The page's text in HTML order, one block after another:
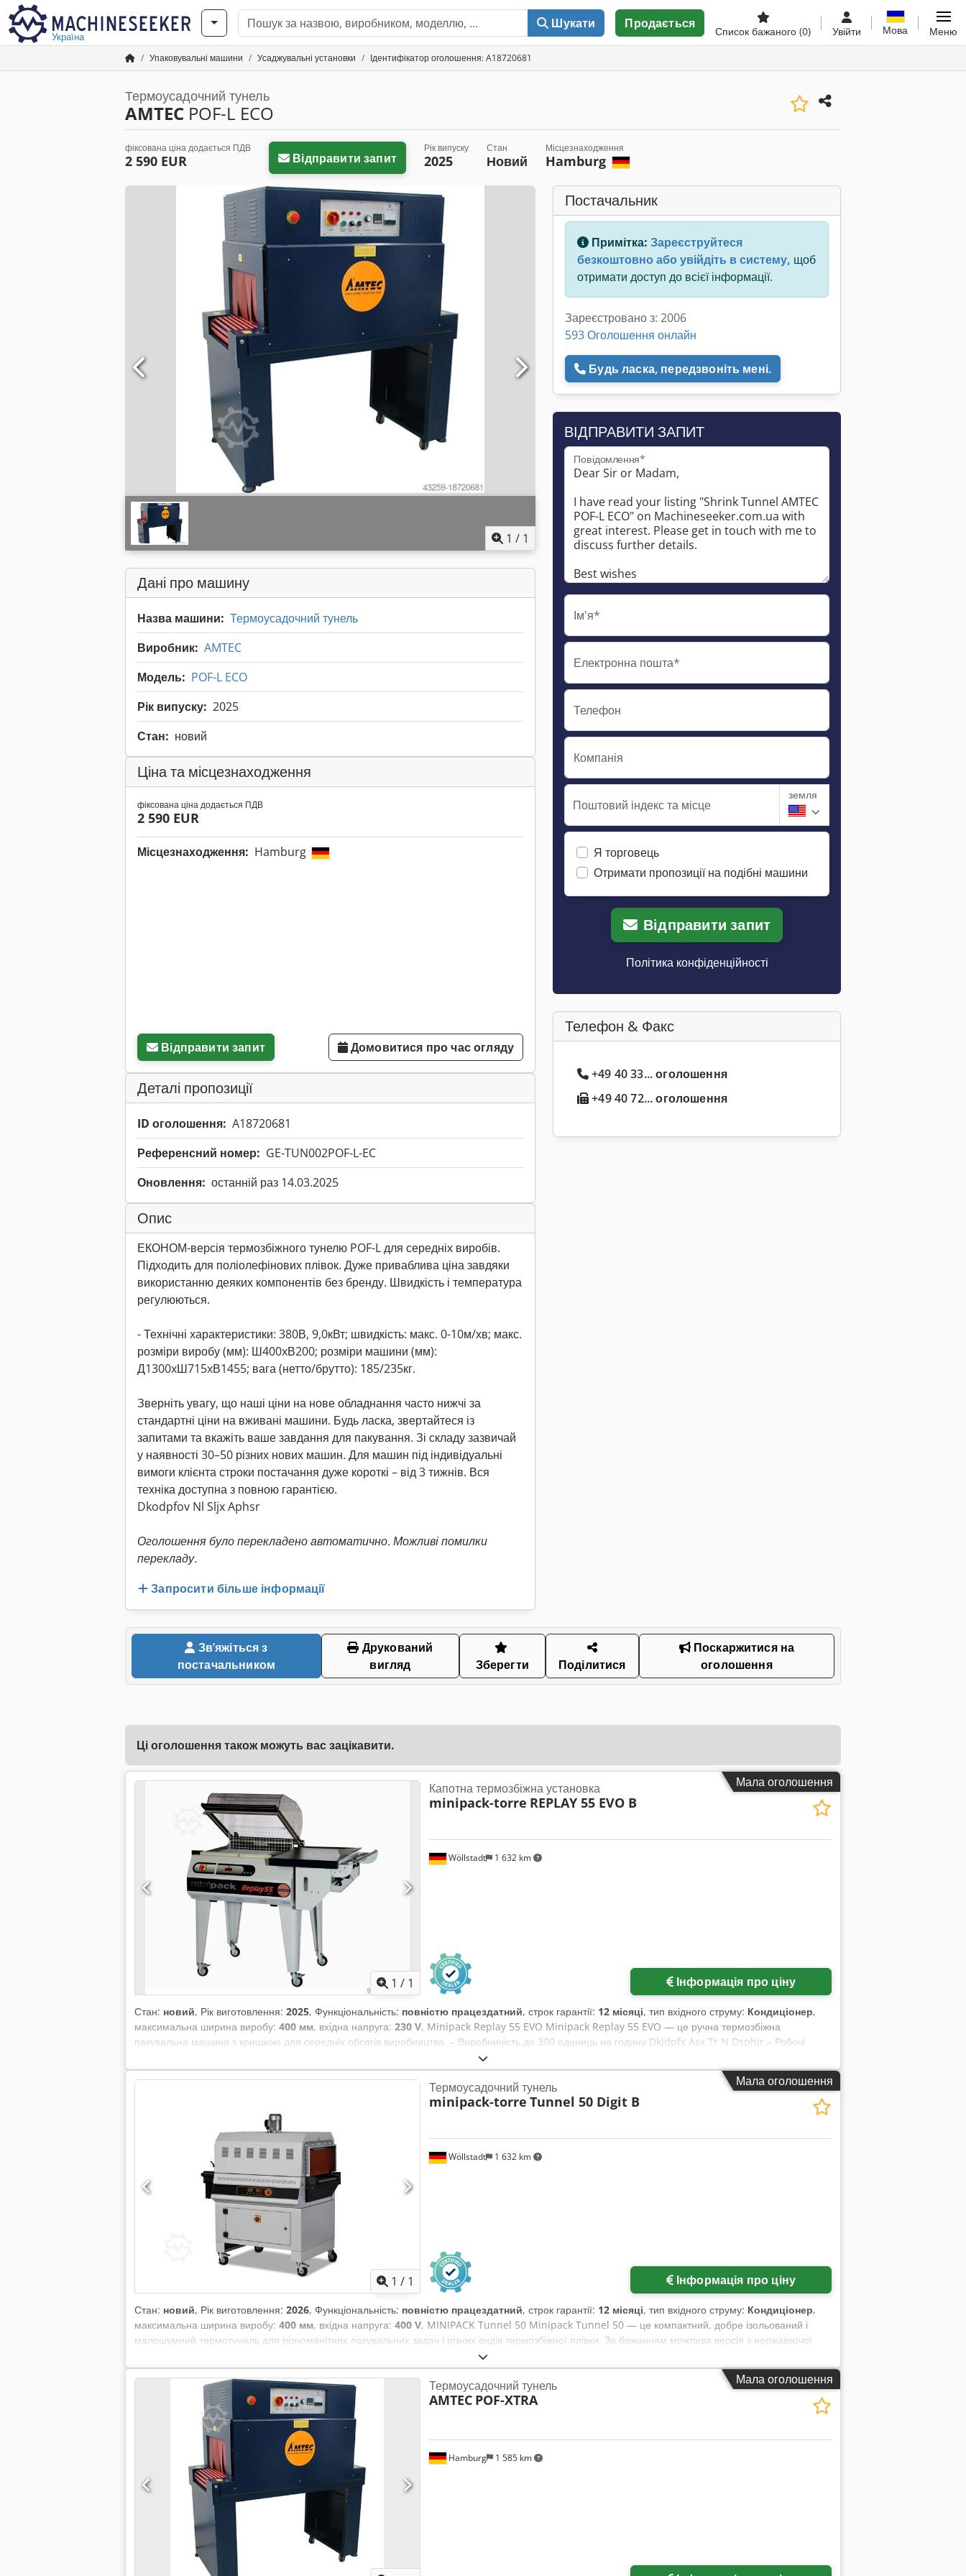
Україна
Шукати Продається
Список бажаного (0) Увійти Мова Меню
Упаковувальні машини Усаджувальні установки Ідентифікатор оголошення: A18720681
Термоусадочний тунель
AMTEC POF-L ECO
фіксована ціна додається ПДВ
2 590 EUR Відправити запит
Рік випуску
2025
Стан
Новий
Місцезнаходження
Hamburg
Запросити більше зображень
1 / 1
Дані про машину
Назва машини: Термоусадочний тунель
Виробник: AMTEC
Модель: POF-L ECO
Рік випуску: 2025
Стан: новий
Ціна та місцезнаходження
фіксована ціна додається ПДВ
2 590 EUR
Місцезнаходження: Hamburg
Відправити запит Домовитися про час огляду
Деталі пропозиції
ID оголошення: A18720681
Референсний номер: GE-TUN002POF-L-EC
Оновлення: останній раз 14.03.2025
Опис
ЕКОНОМ-версія термозбіжного тунелю POF-L для середніх виробів.
Підходить для поліолефінових плівок. Дуже приваблива ціна завдяки
використанню деяких компонентів без бренду. Швидкість і температура
регулюються.
- Технічні характеристики: 380В, 9,0кВт; швидкість: макс. 0-10м/хв; макс.
розміри виробу (мм): Ш400xВ200; розміри машини (мм):
Д1300xШ715xВ1455; вага (нетто/брутто): 185/235кг.
Зверніть увагу, що наші ціни на нове обладнання часто нижчі за
стандартні ціни на вживані машини. Будь ласка, звертайтеся із
запитами та вкажіть ваше завдання для пакування. Зі складу зазвичай
у наявності 30–50 різних нових машин. Для машин під індивідуальні
вимоги клієнта строки постачання дуже короткі – від 3 тижнів. Вся
техніка доступна з повною гарантією.
Dkodpfov Nl Sljx Aphsr
Оголошення було перекладено автоматично. Можливі помилки
перекладу.
Запросити більше інформації
Постачальник
Примітка: Зареєструйтеся
безкоштовно або увійдіть в систему, щоб
отримати доступ до всієї інформації.
Зареєстровано з: 2006
593 Оголошення онлайн
Будь ласка, передзвоніть мені.
ВІДПРАВИТИ ЗАПИТ
Повідомлення*
Ім'я*
Електронна пошта*
Телефон
Компанія
Поштовий індекс та місце
земля
Я торговець
Отримати пропозиції на подібні машини
Відправити запит
Політика конфіденційності
Телефон & Факс
+49 40 33... оголошення
+49 40 72... оголошення
постачальником
Друкований
вигляд
Зберегти Поділитися
Поскаржитися на
оголошення
Ці оголошення також можуть вас зацікавити.
Мала оголошення
1 / 1
Wöllstadt 1 632 km
Капотна термозбіжна установка
minipack-torre REPLAY 55 EVO B
Інформація про ціну
Стан: новий, Рік виготовлення: 2025, Функціональність: повністю працездатний, строк гарантії: 12 місяці, тип вхідного струму: Кондиціонер,
максимальна ширина виробу: 400 мм, вхідна напруга: 230 V, Minipack Replay 55 EVO Minipack Replay 55 EVO — це ручна термозбіжна
пакувальна машина з кришкою для середніх обсягів виробництва. – Виробничість до 300 одиниць на годину Dkjdpfx Asx Tr N Dsphjr – Робочі
розміри запаювального профілю: 540 × 390 мм – Максимальні розміри продукту: 500 × 380 × 200 мм – Максимальні розміри рулону плівки: Ø 250
× 600 мм – Висота робочого столу: 925 мм – Габарити машини (закрито): 1.260 × 810 × 1.165 мм – Габарити машини (відкрито): 1.260 × 810 ×
Мала оголошення
1 / 1
Wöllstadt 1 632 km
Термоусадочний тунель
minipack-torre Tunnel 50 Digit B
Інформація про ціну
Стан: новий, Рік виготовлення: 2026, Функціональність: повністю працездатний, строк гарантії: 12 місяці, тип вхідного струму: Кондиціонер,
максимальна ширина виробу: 400 мм, вхідна напруга: 400 V, MINIPACK Tunnel 50 Minipack Tunnel 50 — це компактний, добре ізольований і
малошумний термотунель для різноманітних пакувальних задач і різних видів термозбіжної плівки. За бажанням можлива версія з нержавіючої
сталі. – Термотунель для різних потреб пакування – Підходить для різних типів термозбіжної плівки – Доступна опціональна версія з нержавіючої
сталі – Живлення: 200–400 В, 50/60 Гц, 3 фази – Встановлена потужність: до 7,5 кВт – Макс. розміри продукту: 400 × 220 мм (довжина змінна) –
Вхідний отвір тунелю: 450 × 240 мм – Габарити машини: 1 770 × 840 × 1 465 мм Dksdpfsx Ttc Sex Apher – Вага машини (нетто/брутто): 188 / 236
Мала оголошення
Hamburg 1 585 km
Термоусадочний тунель
AMTEC POF-XTRA